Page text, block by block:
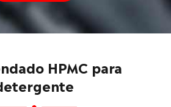
HPMC para